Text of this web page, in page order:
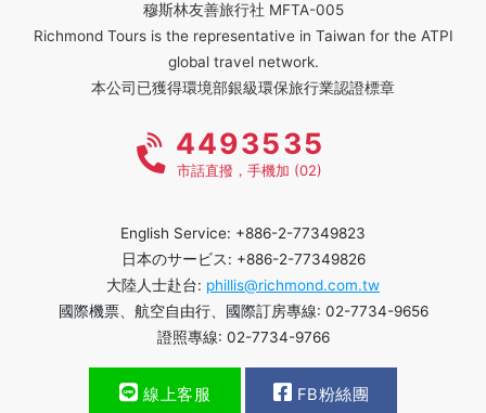
穆斯林友善旅行社 MFTA-005
Richmond Tours is the representative in Taiwan for the ATPI
global travel network.
本公司已獲得環境部銀級環保旅行業認證標章
4493535
市話直撥，手機加 (02)
English Service: +886-2-77349823
日本のサービス: +886-2-77349826
大陸人士赴台: phillis@richmond.com.tw
國際機票、航空自由行、國際訂房專線: 02-7734-9656
證照專線: 02-7734-9766
線上客服 FB粉絲團